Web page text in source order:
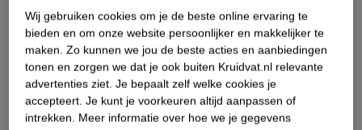
Etiketinformatie
Nature Impact Score
Dit product heeft (nog) geen Nature
Wij gebruiken cookies om je de beste online ervaring te
bieden en om onze website persoonlijker en makkelijker te
maken. Zo kunnen we jou de beste acties en aanbiedingen
tonen en zorgen we dat je ook buiten Kruidvat.nl relevante
advertenties ziet. Je bepaalt zelf welke cookies je
accepteert. Je kunt je voorkeuren altijd aanpassen of
intrekken. Meer informatie over hoe we je gegevens